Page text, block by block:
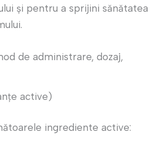
și pentru a sprijini sănătatea
de administrare, dozaj,
active)
ingrediente active: